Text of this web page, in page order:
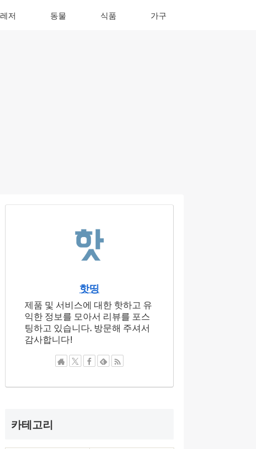
레저 동물 식품 가구
핫띵
제품 및 서비스에 대한 핫하고 유
익한 정보를 모아서 리뷰를 포스
팅하고 있습니다. 방문해 주셔서
감사합니다!
카테고리